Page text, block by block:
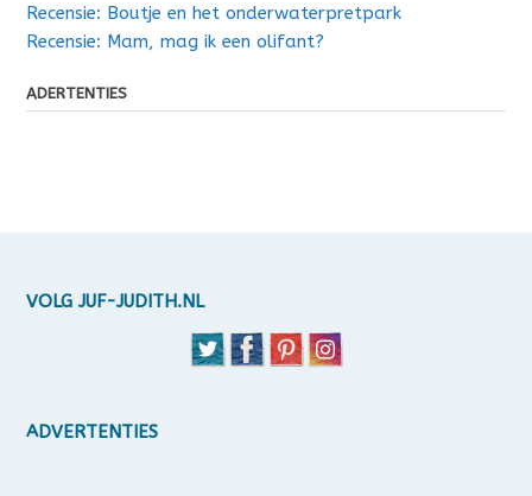
Recensie: Boutje en het onderwaterpretpark
Recensie: Mam, mag ik een olifant?
ADERTENTIES
VOLG JUF-JUDITH.NL
ADVERTENTIES